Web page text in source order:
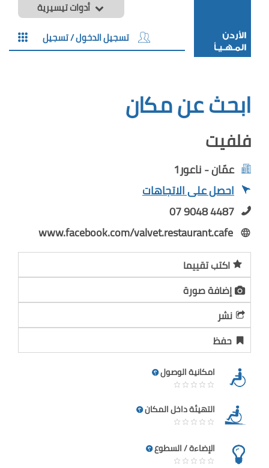
أدوات تيسيرية
تسجيل الدخول / تسجيل
ابحث عن مكان
فلفيت
عمّان - ناعور1
احصل على الاتجاهات
07 9048 4487
www.facebook.com/valvet.restaurant.cafe
اكتب تقييما
إضافة صورة
نشر
حفظ
امكانية الوصول
التهيئة داخل المكان
الإضاءة / السطوع